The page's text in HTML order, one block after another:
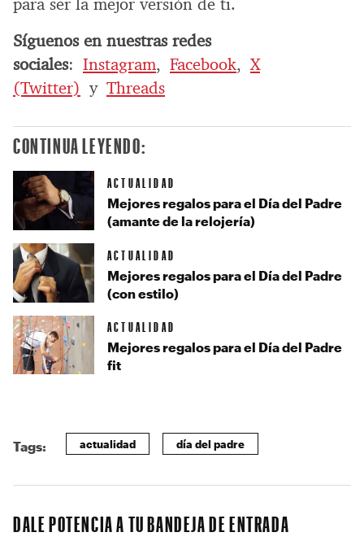
para ser la mejor versión de ti.
Síguenos en nuestras redes
sociales: Instagram, Facebook,X
(Twitter) y Threads
CONTINUA LEYENDO:
ACTUALIDAD
Mejores regalos para el Día del Padre
(amante de la relojería)
ACTUALIDAD
Mejores regalos para el Día del Padre
(con estilo)
ACTUALIDAD
Mejores regalos para el Día del Padre
fit
Tags: actualidad día del padre
DALE POTENCIA A TU BANDEJA DE ENTRADA